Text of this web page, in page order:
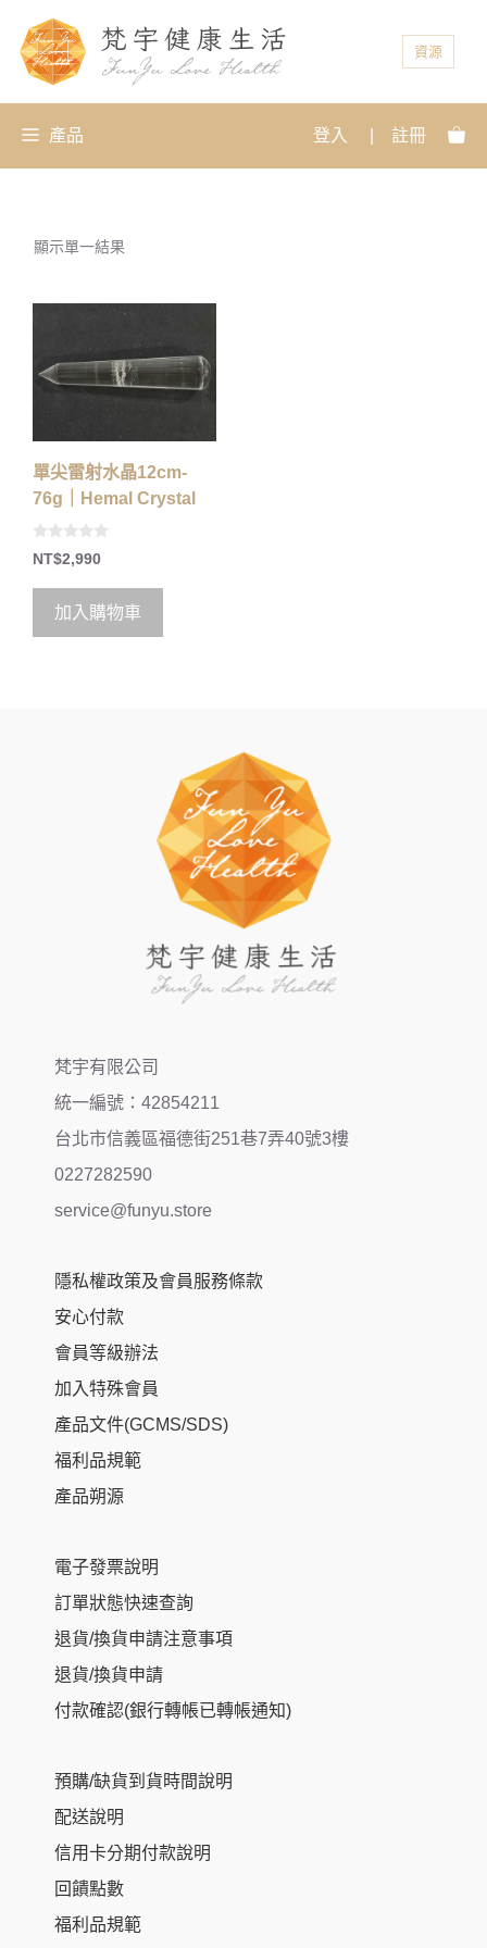
資源
產品 登入 註冊
顯示單一結果
單尖雷射水晶12cm-
76g｜Hemal Crystal
0
o
5
NT$2,990
加入購物車
梵宇有限公司
統一編號：42854211
台北市信義區福德街251巷7弄40號3樓
0227282590
service@funyu.store
隱私權政策及會員服務條款
安心付款
會員等級辦法
加入特殊會員
產品文件(GCMS/SDS)
福利品規範
產品朔源
電子發票說明
訂單狀態快速查詢
退貨/換貨申請注意事項
退貨/換貨申請
付款確認(銀行轉帳已轉帳通知)
預購/缺貨到貨時間說明
配送說明
信用卡分期付款說明
回饋點數
福利品規範